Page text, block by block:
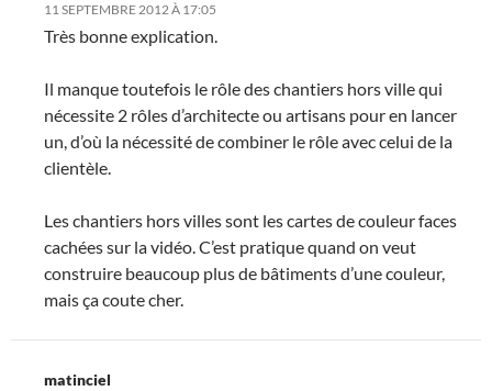
11 SEPTEMBRE 2012 À 17:05
Très bonne explication.
Il manque toutefois le rôle des chantiers hors ville qui
nécessite 2 rôles d’architecte ou artisans pour en lancer
un, d’où la nécessité de combiner le rôle avec celui de la
clientèle.
Les chantiers hors villes sont les cartes de couleur faces
cachées sur la vidéo. C’est pratique quand on veut
construire beaucoup plus de bâtiments d’une couleur,
mais ça coute cher.
matinciel